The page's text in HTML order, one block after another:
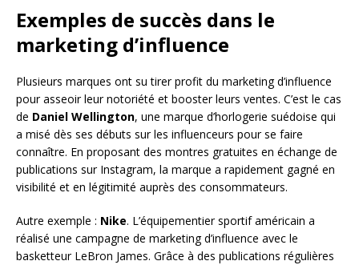
Exemples de succès dans le
marketing d’influence
Plusieurs marques ont su tirer profit du marketing d’influence
pour asseoir leur notoriété et booster leurs ventes. C’est le cas
de Daniel Wellington, une marque d’horlogerie suédoise qui
a misé dès ses débuts sur les influenceurs pour se faire
connaître. En proposant des montres gratuites en échange de
publications sur Instagram, la marque a rapidement gagné en
visibilité et en légitimité auprès des consommateurs.
Autre exemple : Nike. L’équipementier sportif américain a
réalisé une campagne de marketing d’influence avec le
basketteur LeBron James. Grâce à des publications régulières